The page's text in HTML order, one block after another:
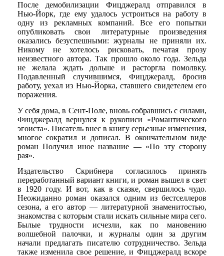
После демобилизации Фицджералд отправился в
Нью-Йорк, где ему удалось устроиться на работу в
одну из рекламных компаний. Все его попытки
опубликовать свои литературные произведения
оказались безуспешными: журналы не приняли их.
Никому не хотелось рисковать, печатая прозу
неизвестного автора. Так прошло около года. Зельда
не желала ждать дольше и расторгла помолвку.
Подавленный случившимся, Фицджералд, бросив
работу, уехал из Нью-Йорка, ставшего свидетелем его
поражения.
У себя дома, в Сент-Поле, вновь собравшись с силами,
Фицджералд вернулся к рукописи «Романтического
эгоиста». Писатель внес в книгу серьезные изменения,
многое сократил и дописал. В окончательном виде
роман Получил иное название — «По эту сторону
рая».
Издательство Скрибнера согласилось принять
переработанный вариант книги, и роман вышел в свет
в 1920 году. И вот, как в сказке, свершилось чудо.
Неожиданно роман оказался одним из бестселлеров
сезона, а его автор — литературной знаменитостью,
знакомства с которым стали искать сильные мира сего.
Былые трудности исчезли, как по мановению
волшебной палочки, и журналы один за другим
начали предлагать писателю сотрудничество. Зельда
также изменила свое решение, и Фицджералд вскоре